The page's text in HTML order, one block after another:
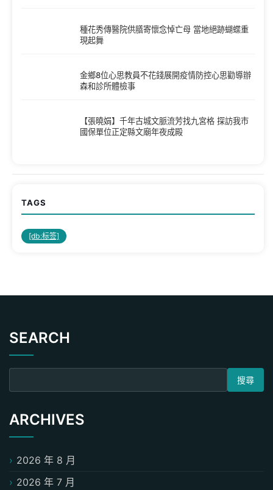
種花秀傳醫院供膳寄懷念悼亡母 當地絕跡蝴蝶重
現起舞
金鄉8位心思教員不花錢展開疫情防控心思勸導辦
森和診所體檢事
【張曉娟】千年古城文脈流芳找九宮格 探訪我市
國保單位正定縣文廟年夜成殿
TAGS
[db:标签]
SEARCH
搜尋關鍵字:
ARCHIVES
2026 年 8 月
2026 年 7 月